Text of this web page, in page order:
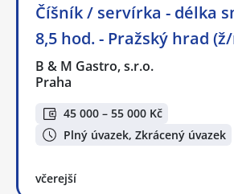
Číšník / servírka - délka
8,5 hod. - Pražský hrad
B & M Gastro, s.r.o.
Praha
45 000 – 55 000 Kč
Plný úvazek, Zkrácený úvazek
včerejší